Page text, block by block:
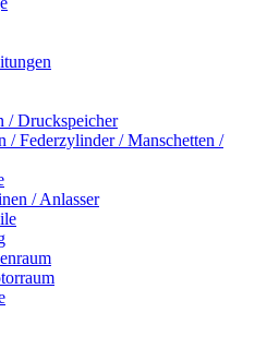
/ Druckspeicher
/ Federzylinder / Manschetten /
/ Anlasser